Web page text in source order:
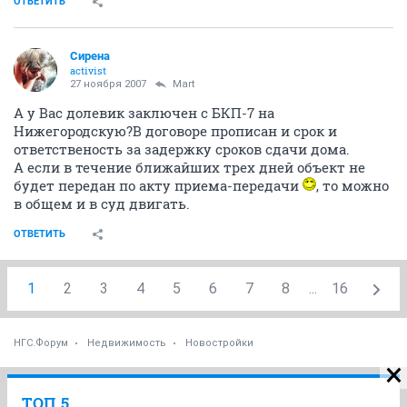
Сирена
activist
27 ноября 2007 Mart
А у Вас долевик заключен с БКП-7 на
Нижегородскую?В договоре прописан и срок и
ответственость за задержку сроков сдачи дома.
А если в течение ближайших трех дней объект не
будет передан по акту приема-передачи
, то можно
в общем и в суд двигать.
ОТВЕТИТЬ
1 2 3 4 5 6 7 8 ... 16
НГС.Форум Недвижимость Новостройки